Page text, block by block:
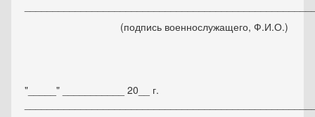
(подпись военнослужащего, Ф.И.О.)
"_____" ___________ 20__ г.